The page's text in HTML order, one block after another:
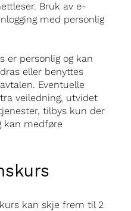
Bruk av e-
med personlig
er personlig og kan
eller benyttes
Eventuelle
veiledning, utvidet
tilbys kun der
kan medføre
kan skje frem til 2